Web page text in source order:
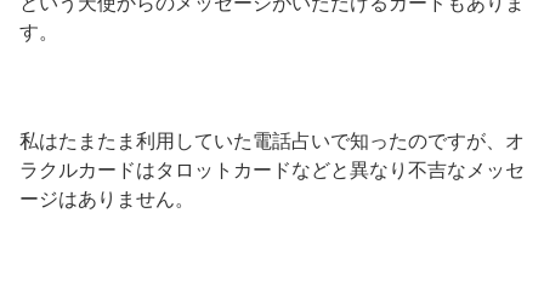
す。
私はたまたま利用していた電話占いで知ったのですが、オ
ラクルカードはタロットカードなどと異なり不吉なメッセ
ージはありません。